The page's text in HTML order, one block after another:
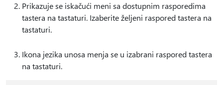
Prikazuje se iskačući meni sa dostupnim rasporedima
tastera na tastaturi. Izaberite željeni raspored tastera na
tastaturi.
Ikona jezika unosa menja se u izabrani raspored tastera
na tastaturi.